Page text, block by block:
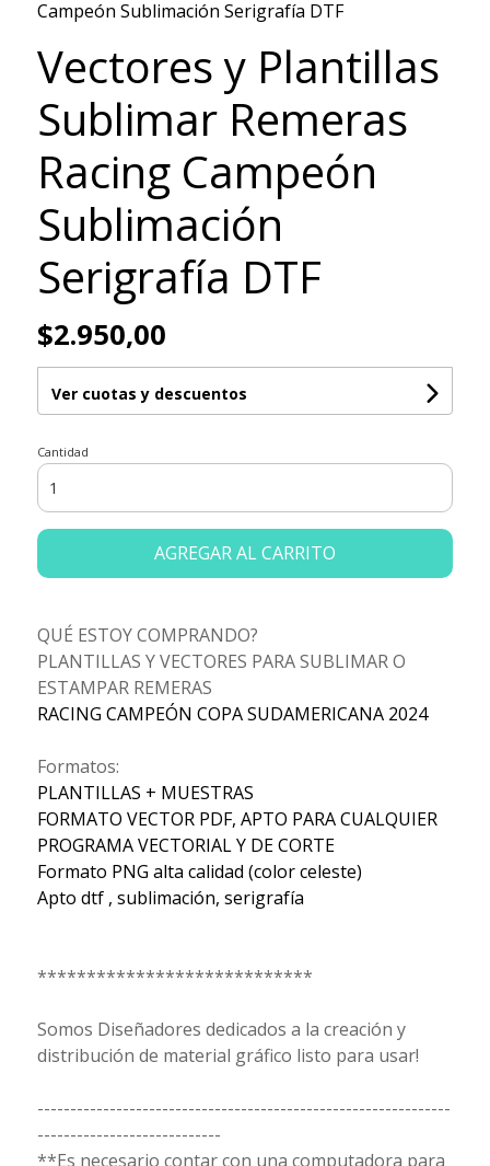
Campeón Sublimación Serigrafía DTF
Vectores y Plantillas
Sublimar Remeras
Racing Campeón
Sublimación
Serigrafía DTF
$2.950,00
Ver cuotas y descuentos
Cantidad
AGREGAR AL CARRITO
QUÉ ESTOY COMPRANDO?
PLANTILLAS Y VECTORES PARA SUBLIMAR O
ESTAMPAR REMERAS
RACING CAMPEÓN COPA SUDAMERICANA 2024
Formatos:
PLANTILLAS + MUESTRAS
FORMATO VECTOR PDF, APTO PARA CUALQUIER
PROGRAMA VECTORIAL Y DE CORTE
Formato PNG alta calidad (color celeste)
Apto dtf , sublimación, serigrafía
****************************
Somos Diseñadores dedicados a la creación y
distribución de material gráfico listo para usar!
---------------------------------------------------------------
----------------------------
**Es necesario contar con una computadora para